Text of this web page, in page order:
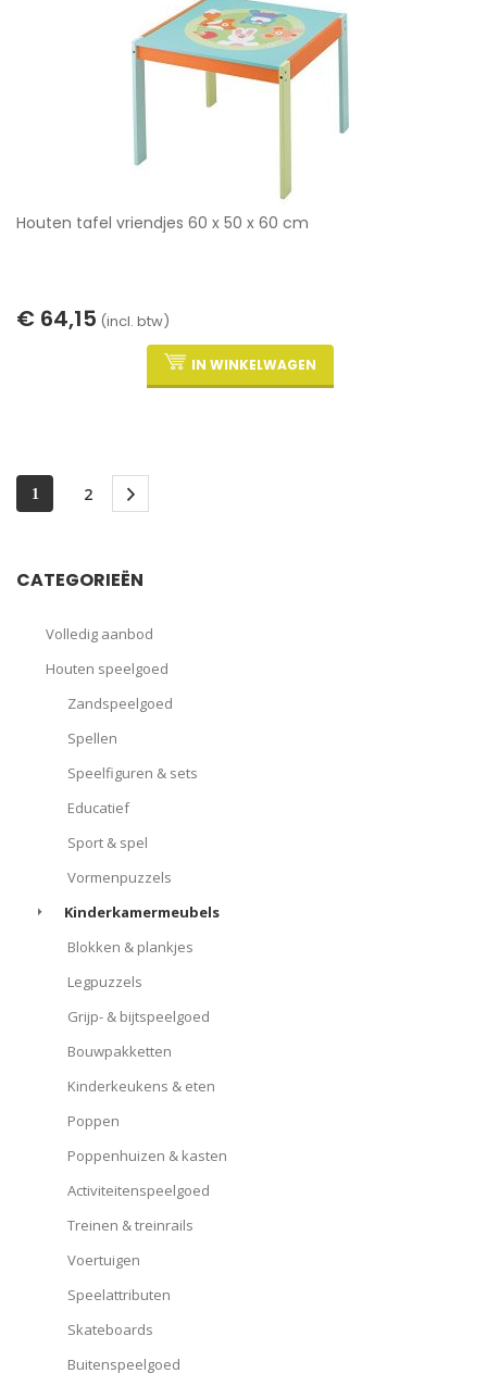
Houten tafel vriendjes 60 x 50 x 60 cm
€ 64,15 (incl. btw)
IN WINKELWAGEN
1 2
CATEGORIEËN
Volledig aanbod
Houten speelgoed
Zandspeelgoed
Spellen
Speelfiguren & sets
Educatief
Sport & spel
Vormenpuzzels
Kinderkamermeubels
Blokken & plankjes
Legpuzzels
Grijp- & bijtspeelgoed
Bouwpakketten
Kinderkeukens & eten
Poppen
Poppenhuizen & kasten
Activiteitenspeelgoed
Treinen & treinrails
Voertuigen
Speelattributen
Skateboards
Buitenspeelgoed